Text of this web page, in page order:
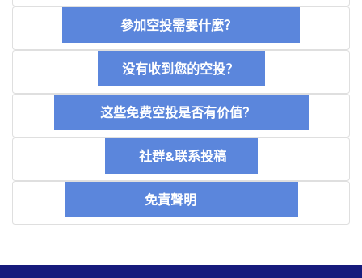
參加空投需要什麼？
没有收到您的空投？
这些免费空投是否有价值？
社群&联系投稿
免責聲明